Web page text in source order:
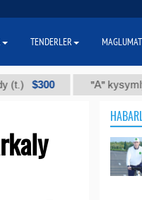
"А" kysymly
TENDERLER MAGLUMAT